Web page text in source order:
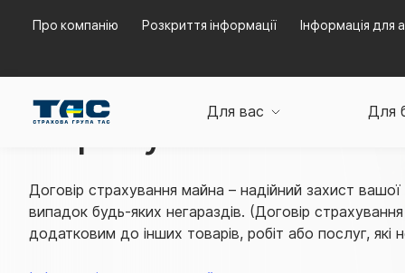
Про компанію Розкриття інформації Інформація для
Для вас Для
Страхування житла
Договір страхування майна – надійний захист
випадок будь-яких негараздів. (Договір
додатковим до інших товарів, робіт або послуг, які